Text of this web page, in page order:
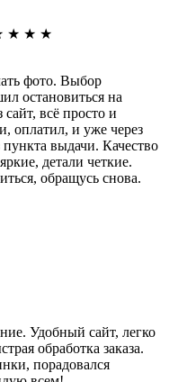
★ ★ ★
фото. Выбор
остановиться на
сайт, всё просто и
оплатил, и уже через
пункта выдачи. Качество
детали четкие.
обращусь снова.
Удобный сайт, легко
обработка заказа.
порадовался